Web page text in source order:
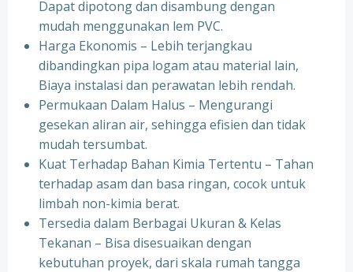
Dapat dipotong dan disambung dengan
mudah menggunakan lem PVC.
Harga Ekonomis – Lebih terjangkau
dibandingkan pipa logam atau material lain,
Biaya instalasi dan perawatan lebih rendah.
Permukaan Dalam Halus – Mengurangi
gesekan aliran air, sehingga efisien dan tidak
mudah tersumbat.
Kuat Terhadap Bahan Kimia Tertentu – Tahan
terhadap asam dan basa ringan, cocok untuk
limbah non-kimia berat.
Tersedia dalam Berbagai Ukuran & Kelas
Tekanan – Bisa disesuaikan dengan
kebutuhan proyek, dari skala rumah tangga